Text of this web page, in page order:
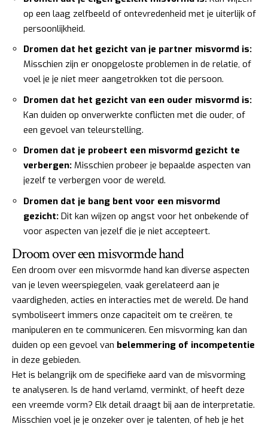
op een laag zelfbeeld of ontevredenheid met je uiterlijk of
persoonlijkheid.
Dromen dat het gezicht van je partner misvormd is:
Misschien zijn er onopgeloste problemen in de relatie, of
voel je je niet meer aangetrokken tot die persoon.
Dromen dat het gezicht van een ouder misvormd is:
Kan duiden op onverwerkte conflicten met die ouder, of
een gevoel van teleurstelling.
Dromen dat je probeert een misvormd gezicht te
verbergen: Misschien probeer je bepaalde aspecten van
jezelf te verbergen voor de wereld.
Dromen dat je bang bent voor een misvormd
gezicht: Dit kan wijzen op angst voor het onbekende of
voor aspecten van jezelf die je niet accepteert.
Droom over een misvormde hand
Een droom over een misvormde hand kan diverse aspecten
van je leven weerspiegelen, vaak gerelateerd aan je
vaardigheden, acties en interacties met de wereld. De hand
symboliseert immers onze capaciteit om te creëren, te
manipuleren en te communiceren. Een misvorming kan dan
duiden op een gevoel van belemmering of incompetentie
in deze gebieden.
Het is belangrijk om de specifieke aard van de misvorming
te analyseren. Is de hand verlamd, verminkt, of heeft deze
een vreemde vorm? Elk detail draagt bij aan de interpretatie.
Misschien voel je je onzeker over je talenten, of heb je het